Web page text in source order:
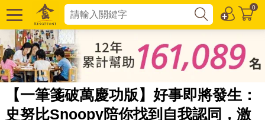
0
【一筆箋破萬慶功版】好事即將發生：
史努比Snoopy陪你找到自我認同，激